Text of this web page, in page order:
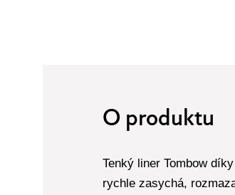
O produktu
Tenký liner Tombow
rychle zasychá,